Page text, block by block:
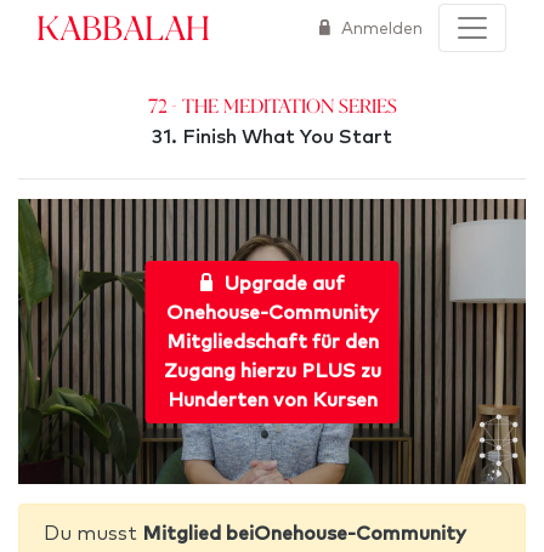
Kabbalah Anmelden
72 - The Meditation Series
31. Finish What You Start
Upgrade auf
Onehouse-Community
Mitgliedschaft für den
Zugang hierzu PLUS zu
Hunderten von Kursen
Du musst Mitglied beiOnehouse-Community